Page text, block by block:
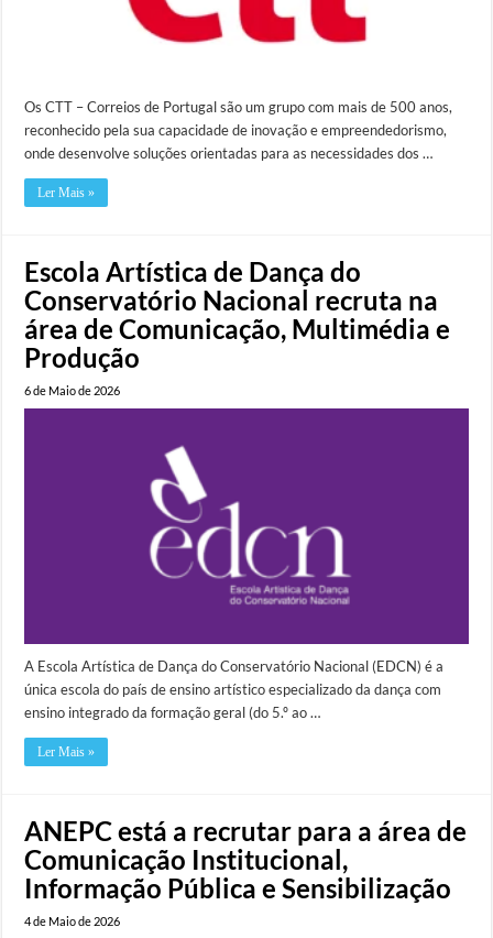
Os CTT – Correios de Portugal são um grupo com mais de 500 anos,
reconhecido pela sua capacidade de inovação e empreendedorismo,
onde desenvolve soluções orientadas para as necessidades dos …
Ler Mais »
Escola Artística de Dança do
Conservatório Nacional recruta na
área de Comunicação, Multimédia e
Produção
6 de Maio de 2026
A Escola Artística de Dança do Conservatório Nacional (EDCN) é a
única escola do país de ensino artístico especializado da dança com
ensino integrado da formação geral (do 5.º ao …
Ler Mais »
ANEPC está a recrutar para a área de
Comunicação Institucional,
Informação Pública e Sensibilização
4 de Maio de 2026